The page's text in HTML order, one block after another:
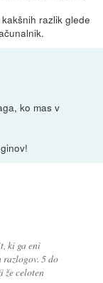
razlik glede
ko mas v
ki ga eni
5 do
že celoten